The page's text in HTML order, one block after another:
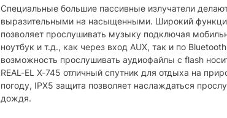
Питание:
Емкость аккумулятора:
Разъем зарядки:
Физические параметры
Материал корпуса:
Специальные большие пассивные излучатели
выразительными на насыщенными. Широкий
позволяет прослушивать музыку подключая
ноутбук и т.д., как через вход AUX, так и по
возможность прослушивать аудиофайлы с flash
REAL-EL X-745 отличный спутник для отдыха на
погоду, IPX5 защита позволяет наслаждаться
дождя.